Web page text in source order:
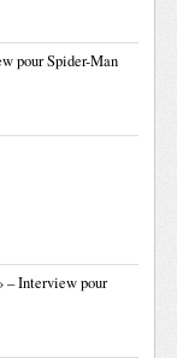
pour Spider-Man
– Interview pour